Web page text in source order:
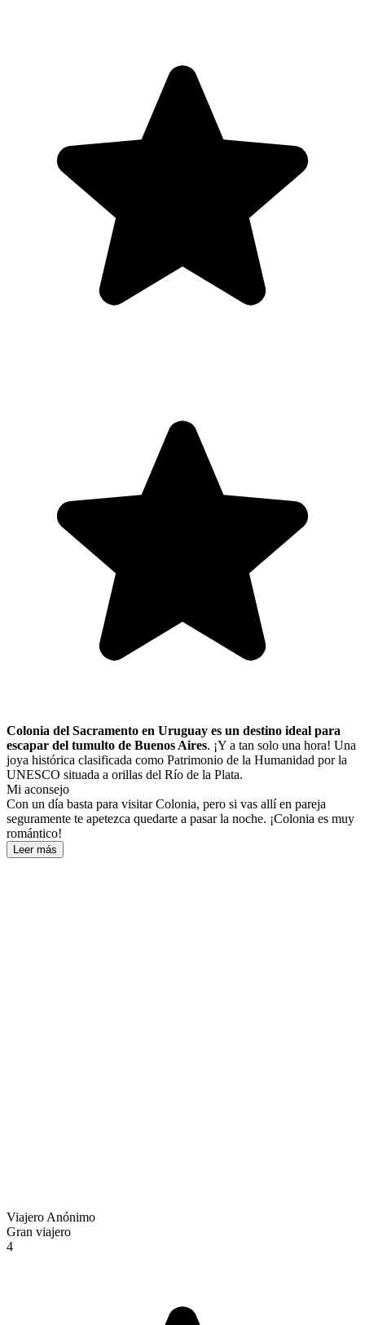
Colonia del Sacramento en Uruguay es un destino ideal para
escapar del tumulto de Buenos Aires. ¡Y a tan solo una hora! Una
joya histórica clasificada como Patrimonio de la Humanidad por la
UNESCO situada a orillas del Río de la Plata.
Mi aconsejo
Con un día basta para visitar Colonia, pero si vas allí en pareja
seguramente te apetezca quedarte a pasar la noche. ¡Colonia es muy
romántico!
Leer más
Viajero Anónimo
Gran viajero
4